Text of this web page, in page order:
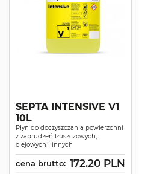
SEPTA INTENSIVE V1
10L
Płyn do doczyszczania powierzchni
z zabrudzeń tłuszczowych,
olejowych i innych
cena brutto: 172.20 PLN